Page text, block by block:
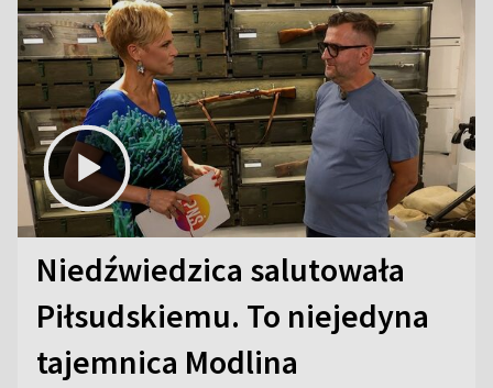
Niedźwiedzica salutowała
Piłsudskiemu. To niejedyna
tajemnica Modlina